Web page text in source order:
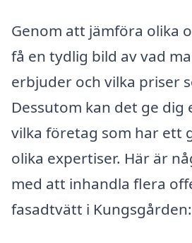
Genom att jämföra olika
få en tydlig bild av vad
erbjuder och vilka priser
Dessutom kan det ge dig
vilka företag som har ett
olika expertiser. Här är
med att inhandla flera
fasadtvätt i Kungsgården: